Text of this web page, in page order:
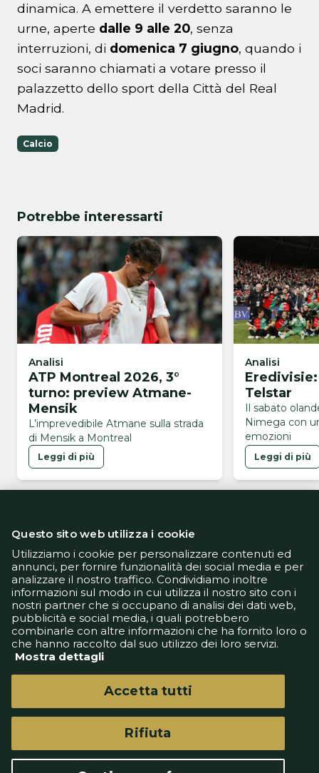
dinamica. A emettere il verdetto saranno le
urne, aperte dalle 9 alle 20, senza
interruzioni, di domenica 7 giugno, quando i
soci saranno chiamati a votare presso il
palazzetto dello sport della Città del Real
Madrid.
Calcio
Potrebbe interessarti
Analisi
ATP Montreal 2026, 3°
turno: preview Atmane-
Mensik
L’imprevedibile Atmane sulla strada
di Mensik a Montreal
Leggi di più
Analisi
Telstar
Il sabato
Nimega con
emozioni
Leggi di più
Informativa Privacy
Informativa Cookie
Tech App
Gestione preferenze
support@goldbetlive.it
GoldBetlive è un sito di GBO Italy Spa
Questo sito non rappresenta una testata
Questo sito web utilizza i cookie
Utilizziamo i cookie per personalizzare contenuti ed
annunci, per fornire funzionalità dei social media e per
analizzare il nostro traffico. Condividiamo inoltre
informazioni sul modo in cui utilizza il nostro sito con i
nostri partner che si occupano di analisi dei dati web,
pubblicità e social media, i quali potrebbero
combinarle con altre informazioni che ha fornito loro o
che hanno raccolto dal suo utilizzo dei loro servizi.
Mostra dettagli
Rifiuta
Accetta tutti